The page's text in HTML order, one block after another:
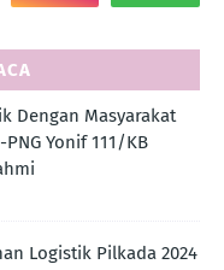
Dengan Masyarakat
Yonif 111/KB
Logistik Pilkada 2024